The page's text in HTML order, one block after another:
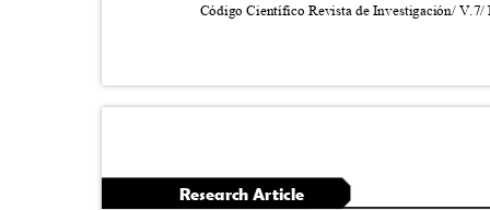
Código Científico Revista de Investigación/
Research Article